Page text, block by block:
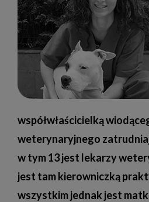
współwłaścicielką
weterynaryjnego
w tym 13 jest lekarzy
jest tam kierowniczką
wszystkim jednak jest